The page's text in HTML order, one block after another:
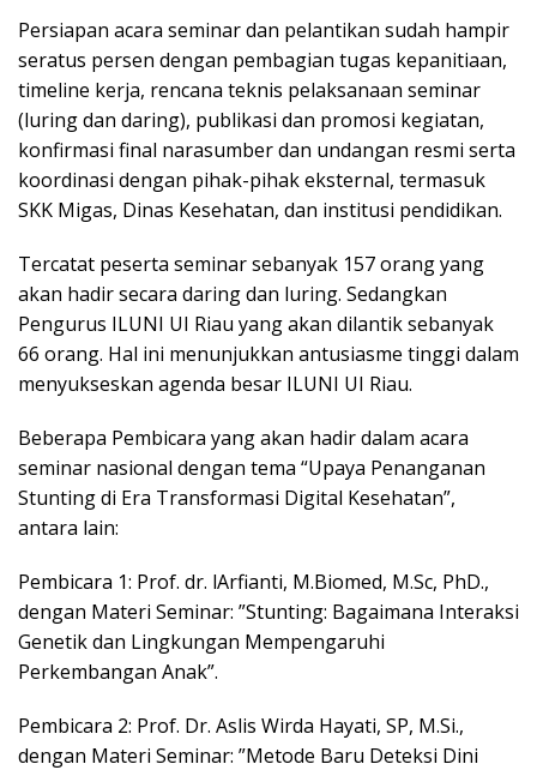
Persiapan acara seminar dan pelantikan sudah hampir
seratus persen dengan pembagian tugas kepanitiaan,
timeline kerja, rencana teknis pelaksanaan seminar
(luring dan daring), publikasi dan promosi kegiatan,
konfirmasi final narasumber dan undangan resmi serta
koordinasi dengan pihak-pihak eksternal, termasuk
SKK Migas, Dinas Kesehatan, dan institusi pendidikan.
Tercatat peserta seminar sebanyak 157 orang yang
akan hadir secara daring dan luring. Sedangkan
Pengurus ILUNI UI Riau yang akan dilantik sebanyak
66 orang. Hal ini menunjukkan antusiasme tinggi dalam
menyukseskan agenda besar ILUNI UI Riau.
Beberapa Pembicara yang akan hadir dalam acara
seminar nasional dengan tema “Upaya Penanganan
Stunting di Era Transformasi Digital Kesehatan”,
antara lain:
Pembicara 1: Prof. dr. lArfianti, M.Biomed, M.Sc, PhD.,
dengan Materi Seminar: ”Stunting: Bagaimana Interaksi
Genetik dan Lingkungan Mempengaruhi
Perkembangan Anak”.
Pembicara 2: Prof. Dr. Aslis Wirda Hayati, SP, M.Si.,
dengan Materi Seminar: ”Metode Baru Deteksi Dini